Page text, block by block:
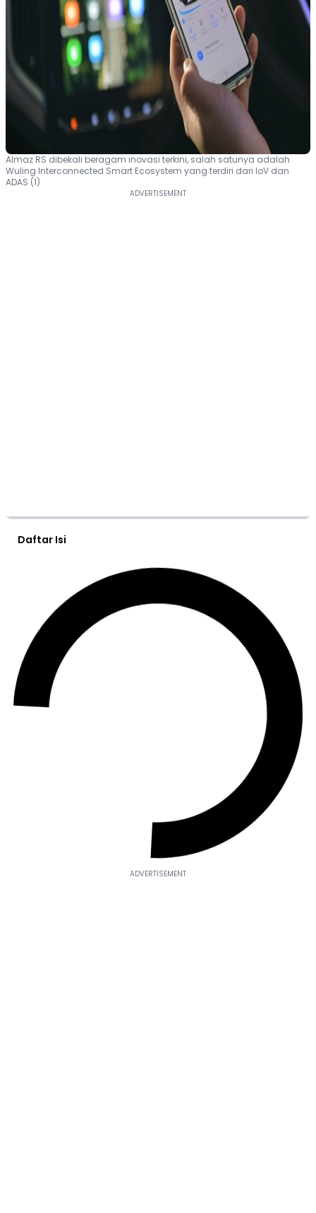
Almaz RS dibekali beragam inovasi terkini, salah satunya adalah
Wuling Interconnected Smart Ecosystem yang terdiri dari IoV dan
ADAS (1)
Daftar Isi